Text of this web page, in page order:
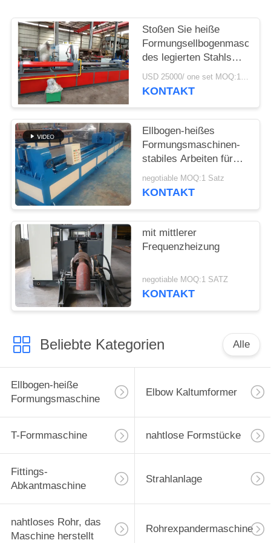
EIN
ZITAT
SITEMAP
PRIVACY
POLICY
Stoßen Sie heiße
Formungsellbogenmaschine
des legierten Stahls
des Kohlenstoffstahls
der maschinen-
USD 25000/ one set MOQ:1 Satz
KONTAKT
Ellbogen-heißes
Formungsmaschinen-
stabiles Arbeiten für
langen Radius u.
kurzen Radius-
negotiable MOQ:1 Satz
KONTAKT
mit mittlerer
Frequenzheizung
negotiable MOQ:1 SATZ
KONTAKT
Beliebte Kategorien Alle
Ellbogen-heiße
Formungsmaschine
Elbow Kaltumformer
T-Formmaschine nahtlose Formstücke
Fittings-
Abkantmaschine
Strahlanlage
nahtloses Rohr, das
Maschine herstellt
Rohrexpandermaschine